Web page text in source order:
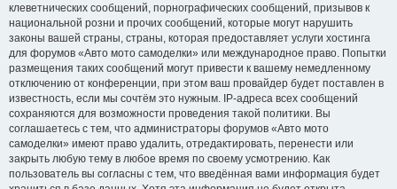
клеветнических сообщений, порнографических сообщений, призывов к
национальной розни и прочих сообщений, которые могут нарушить
законы вашей страны, страны, которая предоставляет услуги хостинга
для форумов «Авто мото самоделки» или международное право. Попытки
размещения таких сообщений могут привести к вашему немедленному
отключению от конференции, при этом ваш провайдер будет поставлен в
известность, если мы сочтём это нужным. IP-адреса всех сообщений
сохраняются для возможности проведения такой политики. Вы
соглашаетесь с тем, что администраторы форумов «Авто мото
самоделки» имеют право удалить, отредактировать, перенести или
закрыть любую тему в любое время по своему усмотрению. Как
пользователь вы согласны с тем, что введённая вами информация будет